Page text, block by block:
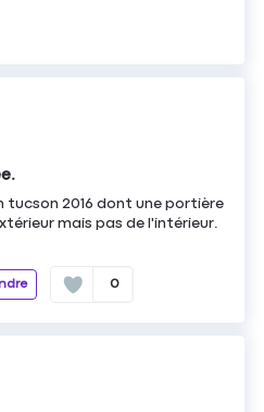
tucson 2016 dont une portière
mais pas de l'intérieur.
0